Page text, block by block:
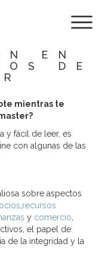
EN
DE
mientras te
y fácil de leer, es
con algunas de las
sobre aspectos
recursos
y comercio
el papel de
de la integridad y la